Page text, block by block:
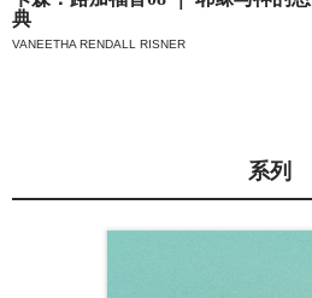
典
VANEETHA RENDALL RISNER
系列